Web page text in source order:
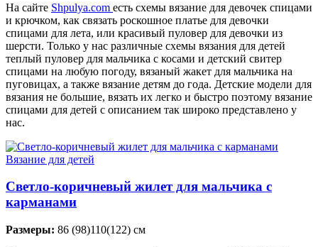
На сайте Shpulya.com есть схемы вязание для девочек спицами
и крючком, как связать роскошное платье для девочки
спицами для лета, или красивый пуловер для девочки из
шерсти. Только у нас различные схемы вязания для детей
теплый пуловер для мальчика с косами и детский свитер
спицами на любую погоду, вязаный жакет для мальчика на
пуговицах, а также вязание детям до года. Детские модели для
вязания не большие, вязать их легко и быстро поэтому вязание
спицами для детей с описанием так широко представлено у
нас.
Вязание для детей
Светло-коричневый жилет для мальчика с
карманами
Размеры: 86 (98)110(122) см